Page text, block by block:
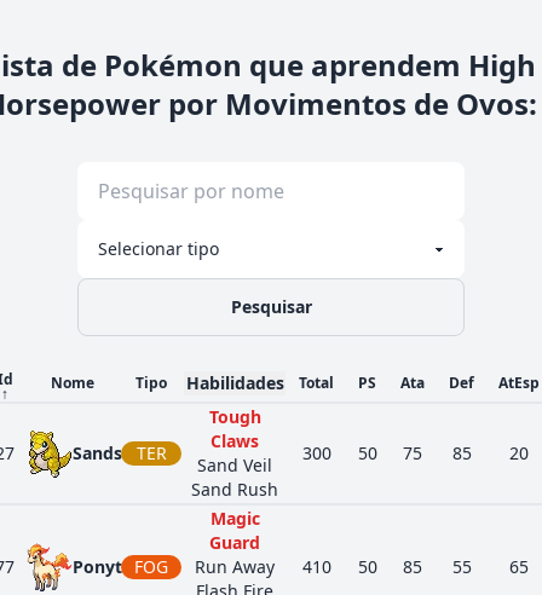
de Pokémon que aprendem High
por Movimentos de Ovos:
Pesquisar
↑
Nome Tipo Habilidades Total PS Ata Def AtEsp
Sandshrew
TER
Tough
Claws
Sand Veil
Sand Rush
300 50 75 85 20
Ponyta FOG
Magic
Guard
Run Away
410 50 85 55 65